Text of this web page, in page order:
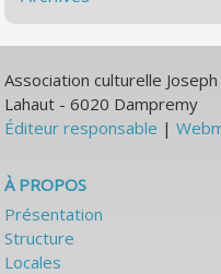
Association culturelle
Lahaut - 6020 Dampremy
Éditeur responsable |
À PROPOS
Présentation
Structure
Locales